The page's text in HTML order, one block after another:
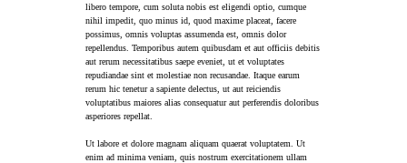
libero tempore, cum soluta nobis est eligendi optio, cumque
nihil impedit, quo minus id, quod maxime placeat, facere
possimus, omnis voluptas assumenda est, omnis dolor
repellendus. Temporibus autem quibusdam et aut officiis debitis
aut rerum necessitatibus saepe eveniet, ut et voluptates
repudiandae sint et molestiae non recusandae. Itaque earum
rerum hic tenetur a sapiente delectus, ut aut reiciendis
voluptatibus maiores alias consequatur aut perferendis doloribus
asperiores repellat.
Ut labore et dolore magnam aliquam quaerat voluptatem. Ut
enim ad minima veniam, quis nostrum exercitationem ullam